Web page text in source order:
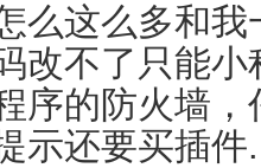
么这么多和
改不了只能
序的防火墙
示还要买插